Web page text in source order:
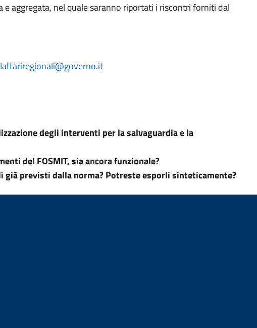
aggregata, nel quale saranno riportati i riscontri forniti dal
degli interventi per la salvaguardia e la
del FOSMIT, sia ancora funzionale?
previsti dalla norma? Potreste esporli sinteticamente?